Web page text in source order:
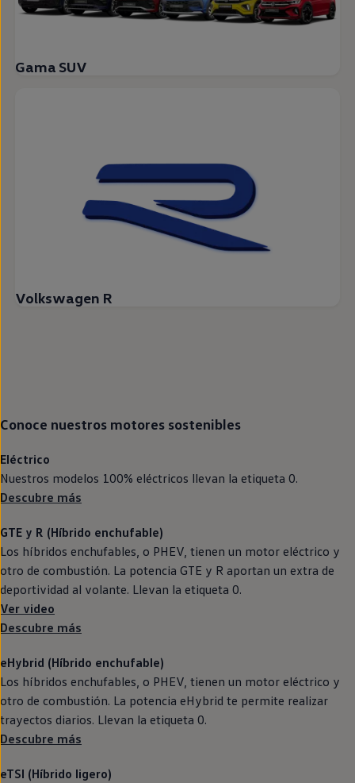
Gama SUV
Volkswagen R
Conoce nuestros motores sostenibles
Eléctrico
Nuestros modelos 100% eléctricos llevan la etiqueta 0.
Descubre más
GTE y R (Híbrido enchufable)
Los híbridos enchufables, o PHEV, tienen un motor eléctrico y
otro de combustión. La potencia GTE y R aportan un extra de
deportividad al volante. Llevan la etiqueta 0.
Ver video
Descubre más
eHybrid (Híbrido enchufable)
Los híbridos enchufables, o PHEV, tienen un motor eléctrico y
otro de combustión. La potencia eHybrid te permite realizar
trayectos diarios. Llevan la etiqueta 0.
Descubre más
eTSI (Híbrido ligero)